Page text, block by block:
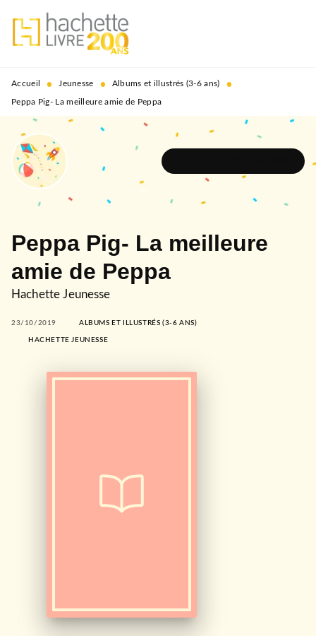
MENU RECHERCHE
PIED DE PAGE
Accueil • Jeunesse • Albums et illustrés (3-6 ans) •
Peppa Pig- La meilleure amie de Peppa
Peppa Pig- La meilleure
amie de Peppa
Hachette Jeunesse
23/10/2019 ALBUMS ET ILLUSTRÉS (3-6 ANS)
HACHETTE JEUNESSE